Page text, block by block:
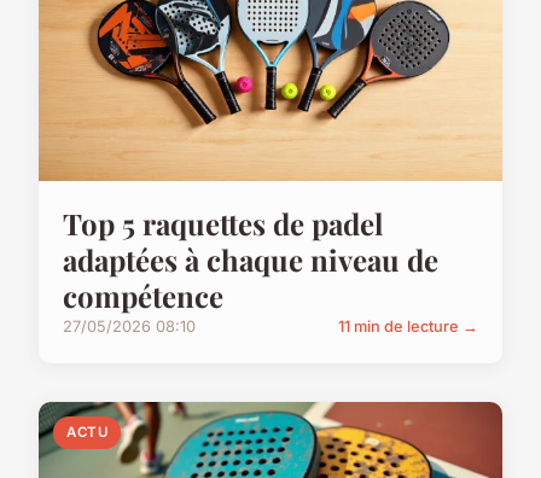
Top 5 raquettes de padel
adaptées à chaque niveau de
compétence
27/05/2026 08:10 11 min de lecture →
ACTU